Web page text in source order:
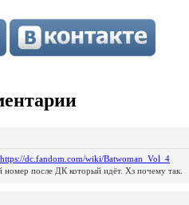
https://dc.fandom.com/wiki/Batwoman_Vol_4
после ДК который идёт. Хз почему так.